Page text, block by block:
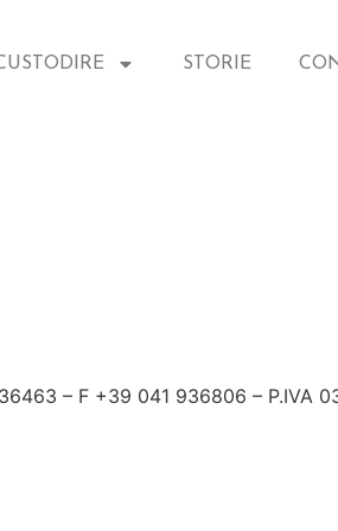
STORIE
– F +39 041 936806 – P.IVA